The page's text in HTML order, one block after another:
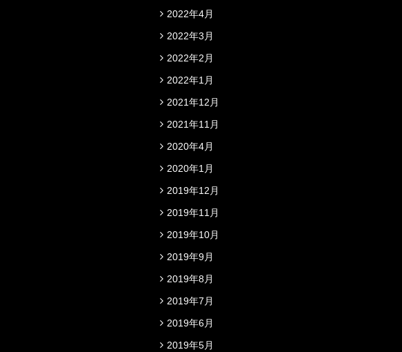
2022年4月
2022年3月
2022年2月
2022年1月
2021年12月
2021年11月
2020年4月
2020年1月
2019年12月
2019年11月
2019年10月
2019年9月
2019年8月
2019年7月
2019年6月
2019年5月